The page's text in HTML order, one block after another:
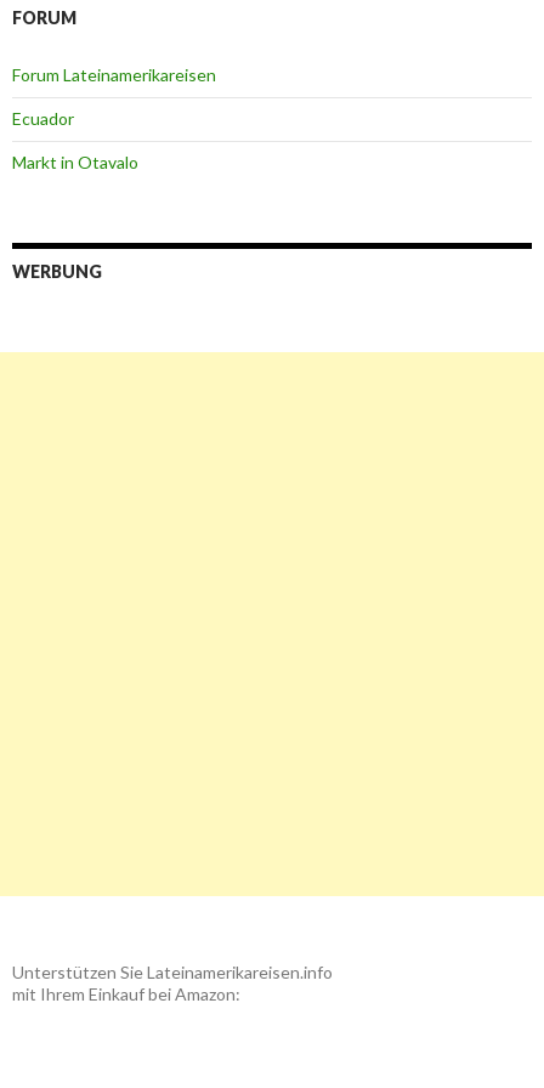
FORUM
Forum Lateinamerikareisen
Ecuador
Markt in Otavalo
WERBUNG
Unterstützen Sie Lateinamerikareisen.info
mit Ihrem Einkauf bei Amazon: